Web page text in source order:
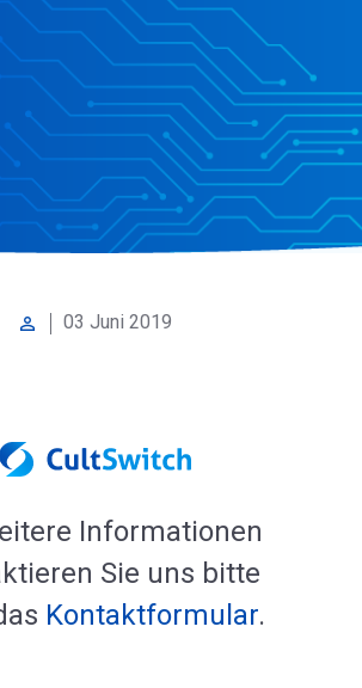
perm_identity 03 Juni 2019
Informationen
Sie uns bitte
Kontaktformular.